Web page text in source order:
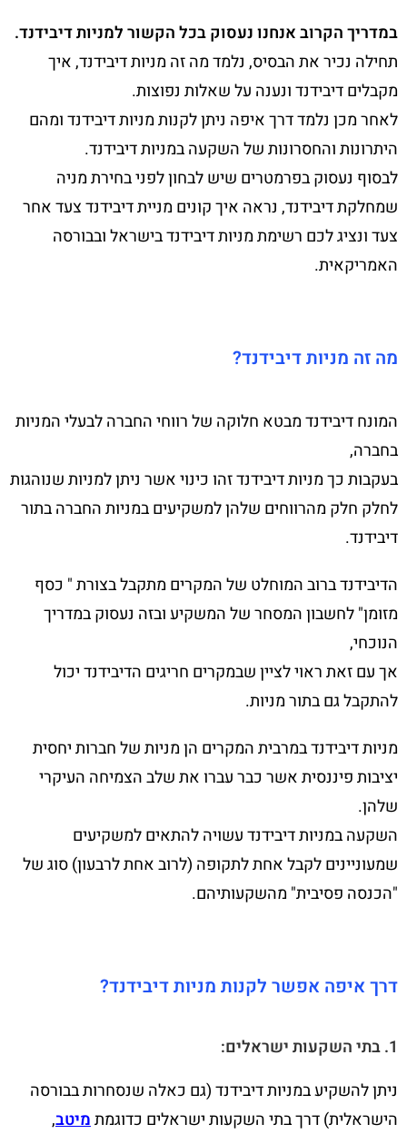
במדריך הקרוב אנחנו נעסוק בכל הקשור למניות דיבידנד.
תחילה נכיר את הבסיס, נלמד מה זה מניות דיבידנד, איך
מקבלים דיבידנד ונענה על שאלות נפוצות.
לאחר מכן נלמד דרך איפה ניתן לקנות מניות דיבידנד ומהם
היתרונות והחסרונות של השקעה במניות דיבידנד.
לבסוף נעסוק בפרמטרים שיש לבחון לפני בחירת מניה
שמחלקת דיבידנד, נראה איך קונים מניית דיבידנד צעד אחר
צעד ונציג לכם רשימת מניות דיבידנד בישראל ובבורסה
האמריקאית.
מה זה מניות דיבידנד?
המונח דיבידנד מבטא חלוקה של רווחי החברה לבעלי המניות
בחברה,
בעקבות כך מניות דיבידנד זהו כינוי אשר ניתן למניות שנוהגות
לחלק חלק מהרווחים שלהן למשקיעים במניות החברה בתור
דיבידנד.
הדיבידנד ברוב המוחלט של המקרים מתקבל בצורת " כסף
מזומן" לחשבון המסחר של המשקיע ובזה נעסוק במדריך
הנוכחי,
אך עם זאת ראוי לציין שבמקרים חריגים הדיבידנד יכול
להתקבל גם בתור מניות.
מניות דיבידנד במרבית המקרים הן מניות של חברות יחסית
יציבות פיננסית אשר כבר עברו את שלב הצמיחה העיקרי
שלהן.
השקעה במניות דיבידנד עשויה להתאים למשקיעים
שמעוניינים לקבל אחת לתקופה (לרוב אחת לרבעון) סוג של
"הכנסה פסיבית" מהשקעותיהם.
דרך איפה אפשר לקנות מניות דיבידנד?
1. בתי השקעות ישראלים:
ניתן להשקיע במניות דיבידנד (גם כאלה שנסחרות בבורסה
הישראלית) דרך בתי השקעות ישראלים כדוגמתמיטב,